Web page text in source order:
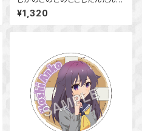
アクリルコースター 鹿乃子 の
こ
¥1,320